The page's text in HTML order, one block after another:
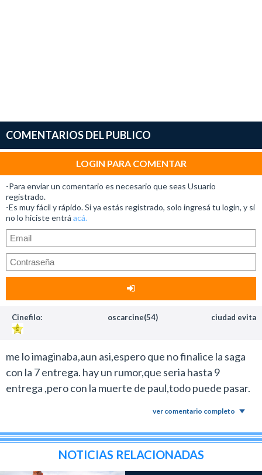
COMENTARIOS DEL PUBLICO
LOGIN PARA COMENTAR
-Para enviar un comentario es necesario que seas Usuario
registrado.
-Es muy fácil y rápido. Si ya estás registrado, solo ingresá tu login, y si
no lo hiciste entrá acá.
Cinefilo: oscarcine(54) ciudad evita
me lo imaginaba,aun asi,espero que no finalice la saga
con la 7 entrega. hay un rumor,que seria hasta 9
entrega ,pero con la muerte de paul,todo puede pasar.
ver comentario completo
NOTICIAS RELACIONADAS